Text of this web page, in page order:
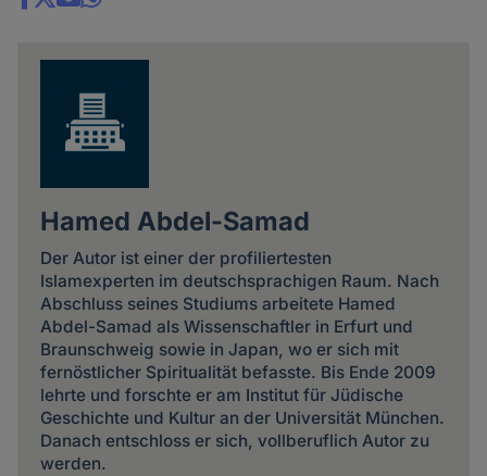
Share
Hamed Abdel-Samad
Der Autor ist einer der profiliertesten
Islamexperten im deutschsprachigen Raum. Nach
Abschluss seines Studiums arbeitete Hamed
Abdel-Samad als Wissenschaftler in Erfurt und
Braunschweig sowie in Japan, wo er sich mit
fernöstlicher Spiritualität befasste. Bis Ende 2009
lehrte und forschte er am Institut für Jüdische
Geschichte und Kultur an der Universität München.
Danach entschloss er sich, vollberuflich Autor zu
werden.